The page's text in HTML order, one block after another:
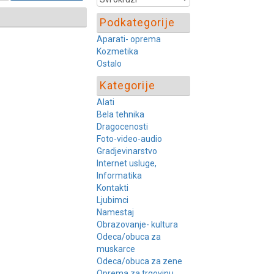
Podkategorije
Aparati- oprema
Kozmetika
Ostalo
Kategorije
Alati
Bela tehnika
Dragocenosti
Foto-video-audio
Gradjevinarstvo
Internet usluge,
Informatika
Kontakti
Ljubimci
Namestaj
Obrazovanje- kultura
Odeca/obuca za
muskarce
Odeca/obuca za zene